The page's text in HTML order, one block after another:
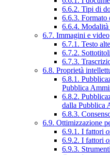
6.6.2. Tipi di
6.6.3. Formato
6.6.4.
6.7. Immagini e video
6.7.1. Testo
6.7.2.
6.7.3.
6.8. Proprietà
6.8.1.
Pubblica
6.8.2.
dalla Pubblica
6.8.3.
6.9. Ottimizzazione
6.9.1. I fattori
6.9.2. I fattori
6.9.3.